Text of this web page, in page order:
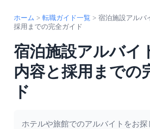
ホーム > 転職ガイド一覧 > 宿泊施設アルバ
採用までの完全ガイド
宿泊施設アルバイ
内容と採用までの
ド
ホテルや旅館でのアルバイトをお